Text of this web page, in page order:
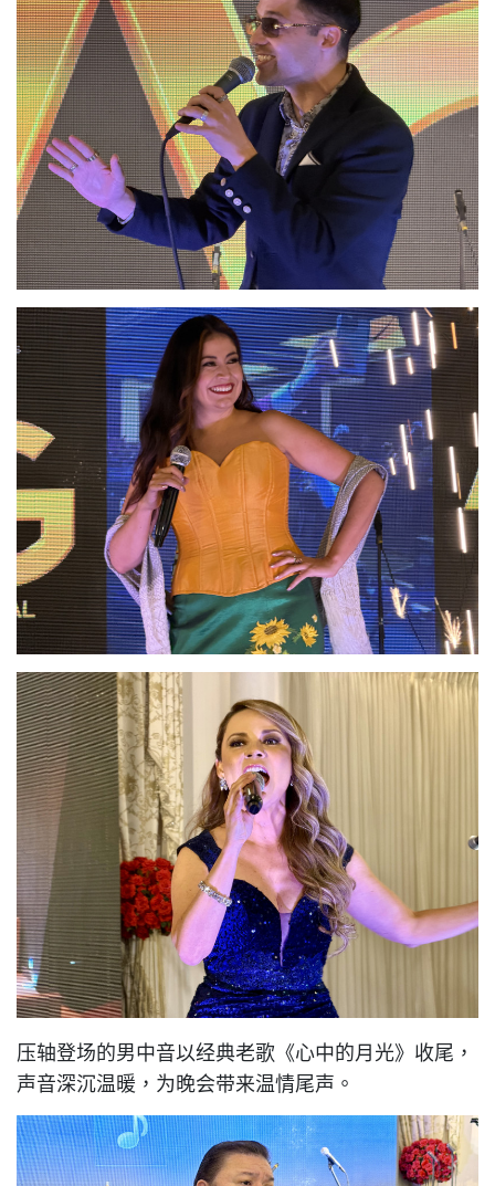
压轴登场的男中音以经典老歌《心中的月光》收尾，
声音深沉温暖，为晚会带来温情尾声。